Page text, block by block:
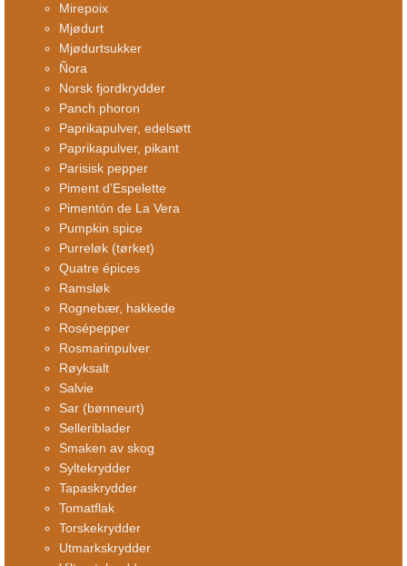
Mirepoix
Mjødurt
Mjødurtsukker
Ñora
Norsk fjordkrydder
Panch phoron
Paprikapulver, edelsøtt
Paprikapulver, pikant
Parisisk pepper
Piment d’Espelette
Pimentón de La Vera
Pumpkin spice
Purreløk (tørket)
Quatre épices
Ramsløk
Rognebær, hakkede
Rosépepper
Rosmarinpulver
Røyksalt
Salvie
Sar (bønneurt)
Selleriblader
Smaken av skog
Syltekrydder
Tapaskrydder
Tomatflak
Torskekrydder
Utmarkskrydder